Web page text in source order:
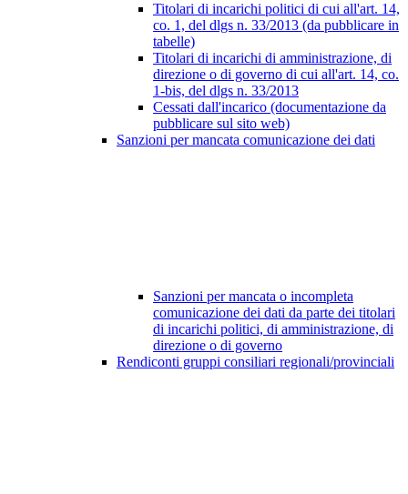
Titolari di incarichi politici di cui all'art. 14,
co. 1, del dlgs n. 33/2013 (da pubblicare in
tabelle)
Titolari di incarichi di amministrazione, di
direzione o di governo di cui all'art. 14, co.
1-bis, del dlgs n. 33/2013
Cessati dall'incarico (documentazione da
pubblicare sul sito web)
Sanzioni per mancata comunicazione dei dati
Sanzioni per mancata o incompleta
comunicazione dei dati da parte dei titolari
di incarichi politici, di amministrazione, di
direzione o di governo
Rendiconti gruppi consiliari regionali/provinciali